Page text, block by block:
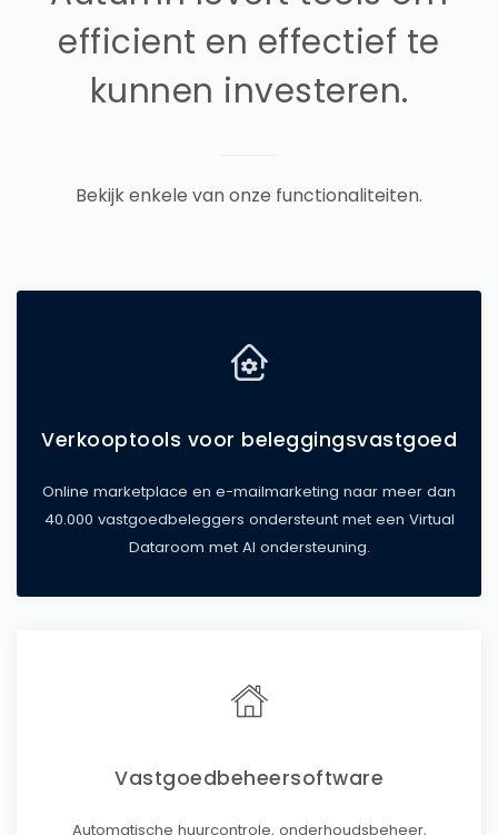
efficient en effectief te
kunnen investeren.
Bekijk enkele van onze functionaliteiten.
Verkooptools voor beleggingsvastgoed
Online marketplace en e-mailmarketing naar meer dan
40.000 vastgoedbeleggers ondersteunt met een Virtual
Dataroom met AI ondersteuning.
Vastgoedbeheersoftware
Automatische huurcontrole, onderhoudsbeheer,